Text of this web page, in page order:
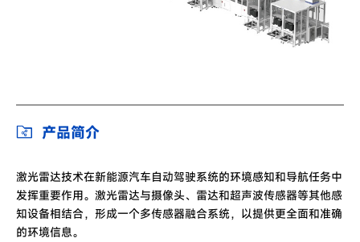
产品简介
激光雷达技术在新能源汽车自动驾驶系统的环境感知和导航任务中
发挥重要作用。激光雷达与摄像头、雷达和超声波传感器等其他感
知设备相结合，形成一个多传感器融合系统，以提供更全面和准确
的环境信息。